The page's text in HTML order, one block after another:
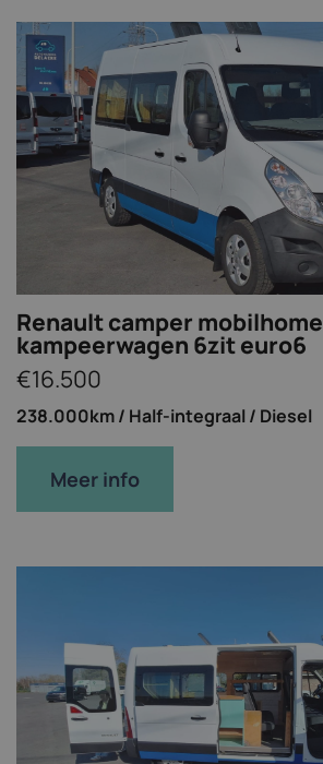
Renault camper mobilhome
kampeerwagen 6zit euro6
€16.500
238.000km / Half-integraal / Diesel
Meer info